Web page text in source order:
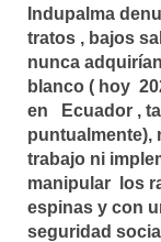
Indupalma
tratos , bajos
nunca
blanco ( hoy
en Ecuador ,
puntualmente),
trabajo ni
manipular los
espinas y con
seguridad